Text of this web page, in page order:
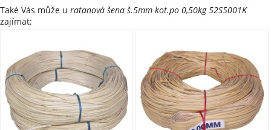
Také Vás může u ratanová šena š.5mm kot.po 0,50kg 52S5001K
zajímat: